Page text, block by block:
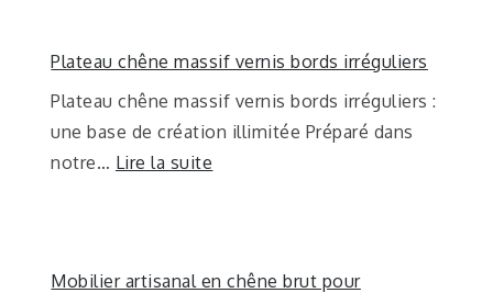
Plateau chêne massif vernis bords irréguliers
Plateau chêne massif vernis bords irréguliers :
une base de création illimitée Préparé dans
notre… Lire la suite
Mobilier artisanal en chêne brut pour